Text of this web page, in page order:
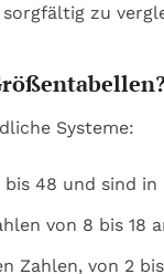
zu
Systeme:
bis 48 und sind
von 8 bis 18
Zahlen, von 2